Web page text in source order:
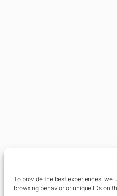
To provide the best experiences, we
browsing behavior or unique IDs on